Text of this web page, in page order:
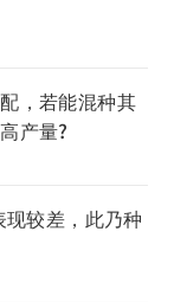
，若能混种其
产量?
较差，此乃种